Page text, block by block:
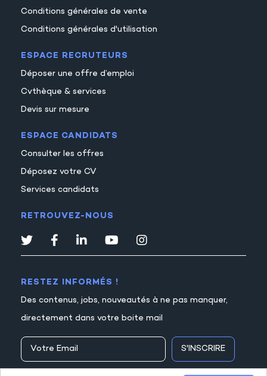
Conditions générales de vente
Conditions générales d'utilisation
ESPACE RECRUTEURS
Déposer une offre d’emploi
Cvthèque & services
Devis sur mesure
ESPACE CANDIDATS
Consulter les offres
Déposez votre CV
Services candidats
RETROUVEZ-NOUS
RESTEZ INFORMÉS !
Des contenus, jobs, nouveautés à ne pas manquer,
directement dans votre boite mail
S'INSCRIRE